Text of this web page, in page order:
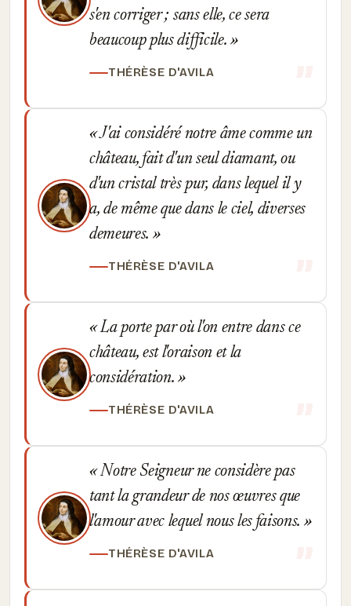
s'en corriger ; sans elle, ce sera
beaucoup plus difficile.
THÉRÈSE D'AVILA
J'ai considéré notre âme comme un
château, fait d'un seul diamant, ou
d'un cristal très pur, dans lequel il y
a, de même que dans le ciel, diverses
demeures.
THÉRÈSE D'AVILA
La porte par où l'on entre dans ce
château, est l'oraison et la
considération.
THÉRÈSE D'AVILA
Notre Seigneur ne considère pas
tant la grandeur de nos œuvres que
l'amour avec lequel nous les faisons.
THÉRÈSE D'AVILA